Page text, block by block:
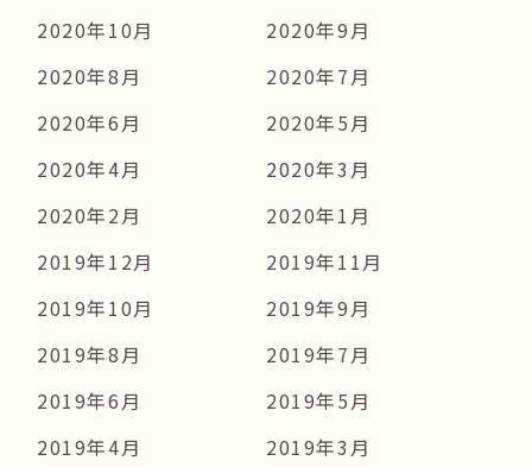
2020年10月
2020年9月
2020年8月
2020年7月
2020年6月
2020年5月
2020年4月
2020年3月
2020年2月
2020年1月
2019年12月
2019年11月
2019年10月
2019年9月
2019年8月
2019年7月
2019年6月
2019年5月
2019年4月
2019年3月